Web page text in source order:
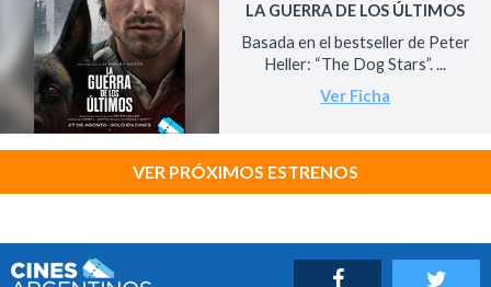
LA GUERRA DE LOS ÚLTIMOS
Basada en el bestseller de Peter
Heller: “The Dog Stars”. ...
Ver Ficha
VER PRÓXIMOS ESTRENOS